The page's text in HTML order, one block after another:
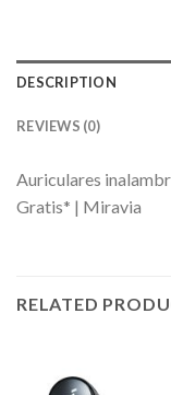
DESCRIPTION
REVIEWS (0)
Auriculares
Gratis* | Miravia
RELATED